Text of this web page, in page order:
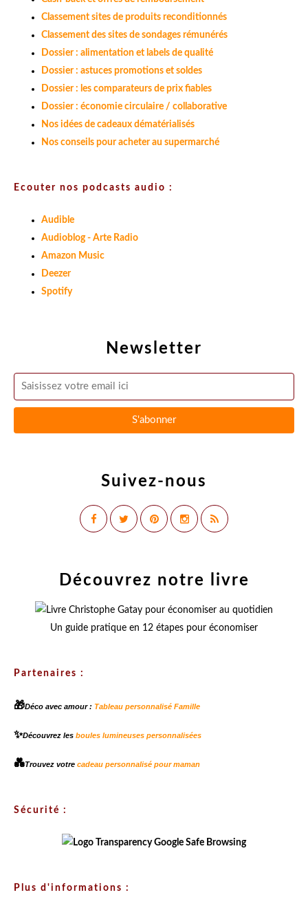
Newsletter
Suivez-nous
Classement sites de produits reconditionnés
Classement des sites de sondages rémunérés
Dossier : alimentation et labels de qualité
Dossier : astuces promotions et soldes
Dossier : les comparateurs de prix fiables
Dossier : économie circulaire / collaborative
Nos idées de cadeaux dématérialisés
Nos conseils pour acheter au supermarché
Ecouter nos podcasts audio :
Audible
Audioblog - Arte Radio
Amazon Music
Deezer
Spotify
Découvrez notre livre
Un guide pratique en 12 étapes pour économiser
Partenaires :
🎁Déco avec amour : Tableau personnalisé Famille
✨Découvrez les boules lumineuses personnalisées
💑Trouvez votre cadeau personnalisé pour maman
Sécurité :
Plus d'informations :